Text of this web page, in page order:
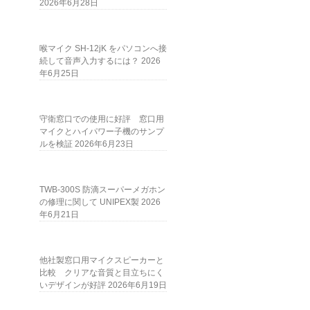
2026年6月28日
喉マイク SH-12jK をパソコンへ接
続して音声入力するには？ 2026
年6月25日
守衛窓口での使用に好評 窓口用
マイクとハイパワー子機のサンプ
ルを検証 2026年6月23日
TWB-300S 防滴スーパーメガホン
の修理に関して UNIPEX製 2026
年6月21日
他社製窓口用マイクスピーカーと
比較 クリアな音質と目立ちにく
いデザインが好評 2026年6月19日